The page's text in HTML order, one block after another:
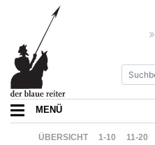
MENÜ
ÜBERSICHT 1-10 11-20